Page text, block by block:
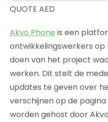
QUOTE AED
Akvo Phone is een
ontwikkelingswerkers
doen van het project
werken. Dit stelt de
updates te geven over
verschijnen op de
worden gehost door